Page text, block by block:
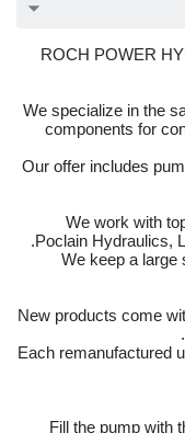
ROCH POWER
We specialize in the
components for
Our offer includes
We work with
Poclain Hydraulics,
We keep a large
New products come
Each remanufactured
– Fill the pump